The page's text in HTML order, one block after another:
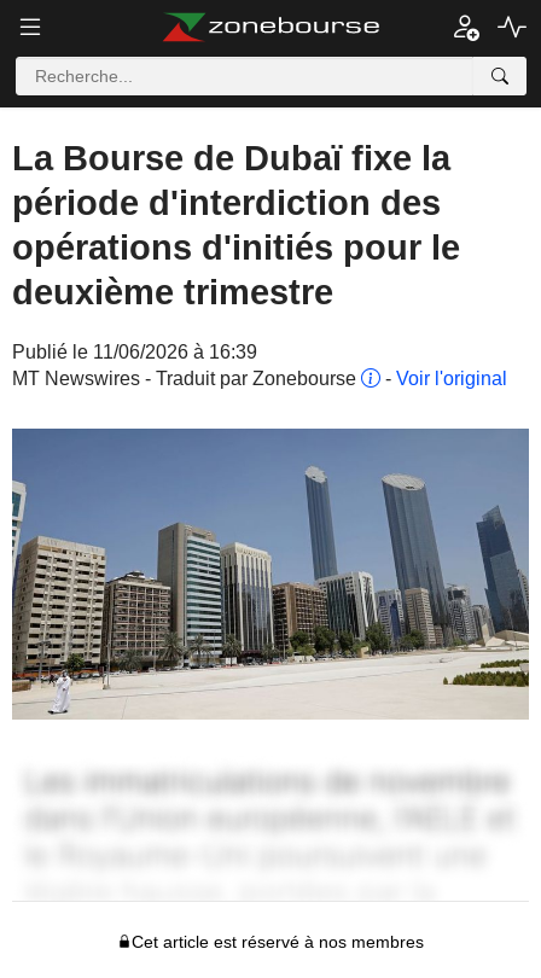
La Bourse de Dubaï fixe la
période d'interdiction des
opérations d'initiés pour le
deuxième trimestre
Publié le 11/06/2026 à 16:39
MT Newswires - Traduit par Zonebourse
- Voir l'original
Cet article est réservé à nos membres